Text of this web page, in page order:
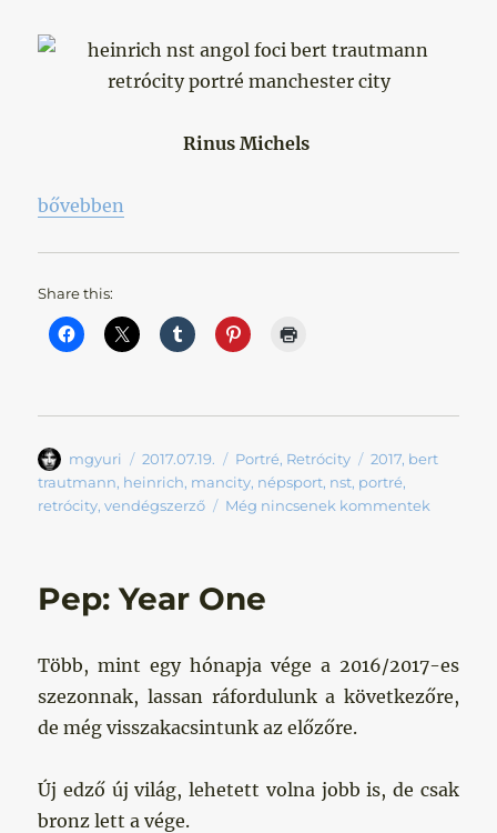
Rinus Michels
„Mert egy hitlerjugendbol is lehet angol hős”
bővebben
Share this:
Szerző
mgyuri Közzétéve
2017.07.19. Kategória
Portré, Retrócity Címke
2017, bert
trautmann, heinrich, mancity, népsport, nst, portré,
retrócity,vendégszerző Még nincsenek kommentek
Pep: Year One
Több, mint egy hónapja vége a 2016/2017-es
szezonnak, lassan ráfordulunk a következőre,
de még visszakacsintunk az előzőre.
Új edző új világ, lehetett volna jobb is, de csak
bronz lett a vége.